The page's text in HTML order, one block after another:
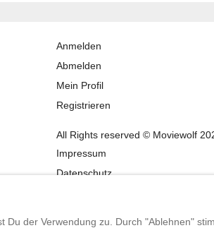
Anmelden
Abmelden
Mein Profil
Registrieren
All Rights reserved © Moviewolf
Impressum
Datenschutz
der Verwendung zu. Durch "Ablehnen"